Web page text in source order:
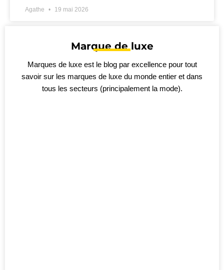
Agathe 19 mai 2026
Marque de luxe
Marques de luxe est le blog par excellence pour tout
savoir sur les marques de luxe du monde entier et dans
tous les secteurs (principalement la mode).